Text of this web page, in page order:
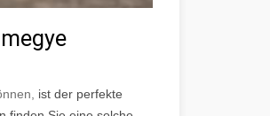
ist der perfekte